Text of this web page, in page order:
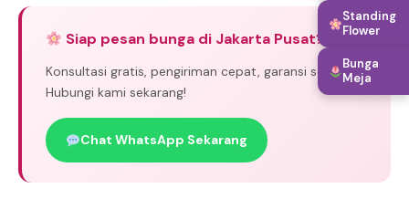
Siap pesan bunga di Jakarta Pusat?
Konsultasi gratis, pengiriman cepat, garansi segar.
Hubungi kami sekarang!
Chat WhatsApp Sekarang
Standing
Flower
Bunga
Meja